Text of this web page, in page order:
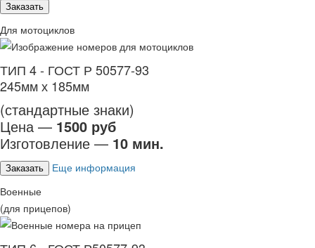
Заказать
Для мотоциклов
ТИП 4 - ГОСТ Р 50577-93
245мм х 185мм
(стандартные знаки)
Цена — 1500 руб
Изготовление — 10 мин.
Заказать
Еще информация
Военные
(для прицепов)